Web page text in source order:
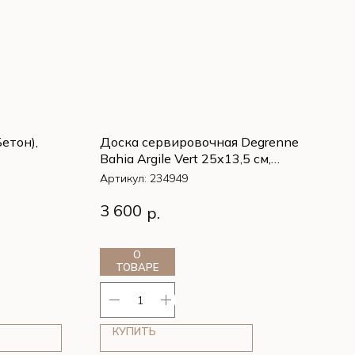
Доска сервировочная Degrenne
Bahia Argile Vert 25х13,5 см,
Зеленый
Артикул: 234949
Доска сервировочная Degrenne
Bahia Argile Vert 25х13,5 см,
3 600 р.
О
ТОВАРЕ
КУПИТЬ